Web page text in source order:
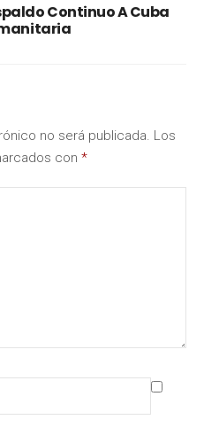
Continuo A Cuba
no será publicada. Los
con *